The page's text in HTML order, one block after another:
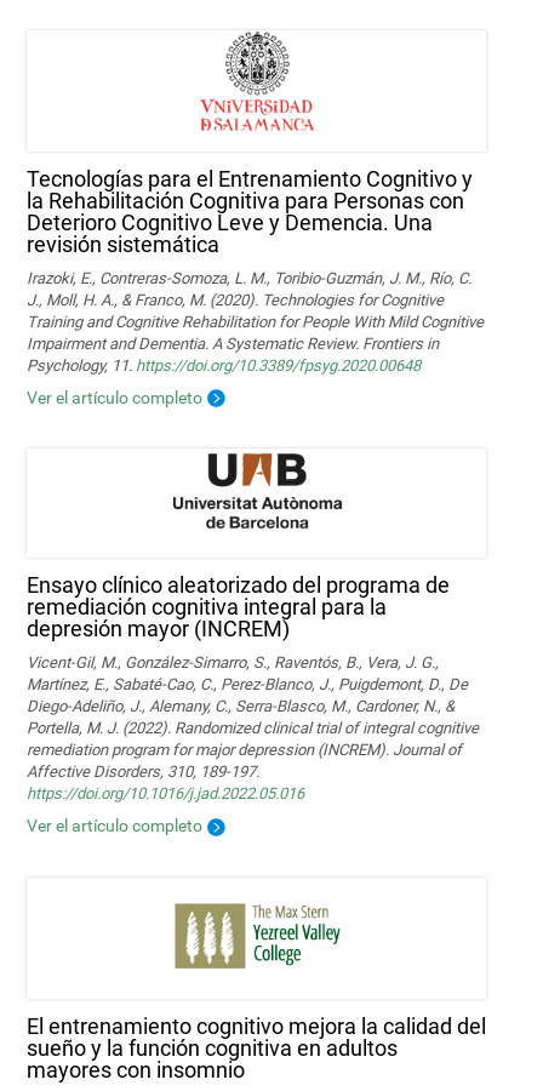
Tecnologías para el Entrenamiento Cognitivo y
la Rehabilitación Cognitiva para Personas con
Deterioro Cognitivo Leve y Demencia. Una
revisión sistemática
Irazoki, E., Contreras-Somoza, L. M., Toribio-Guzmán, J. M., Río, C.
J., Moll, H. A., & Franco, M. (2020). Technologies for Cognitive
Training and Cognitive Rehabilitation for People With Mild Cognitive
Impairment and Dementia. A Systematic Review. Frontiers in
Psychology, 11. https://doi.org/10.3389/fpsyg.2020.00648
Ver el artículo completo
Ensayo clínico aleatorizado del programa de
remediación cognitiva integral para la
depresión mayor (INCREM)
Vicent-Gil, M., González-Simarro, S., Raventós, B., Vera, J. G.,
Martínez, E., Sabaté-Cao, C., Perez-Blanco, J., Puigdemont, D., De
Diego-Adeliño, J., Alemany, C., Serra-Blasco, M., Cardoner, N., &
Portella, M. J. (2022). Randomized clinical trial of integral cognitive
remediation program for major depression (INCREM). Journal of
Affective Disorders, 310, 189-197.
https://doi.org/10.1016/j.jad.2022.05.016
Ver el artículo completo
El entrenamiento cognitivo mejora la calidad del
sueño y la función cognitiva en adultos
mayores con insomnio